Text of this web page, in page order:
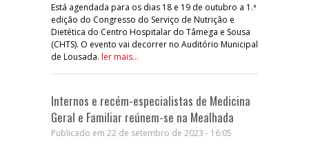
Está agendada para os dias 18 e 19 de outubro a 1.ª
edição do Congresso do Serviço de Nutrição e
Dietética do Centro Hospitalar do Tâmega e Sousa
(CHTS). O evento vai decorrer no Auditório Municipal
de Lousada. ler mais...
Internos e recém-especialistas de Medicina
Geral e Familiar reúnem-se na Mealhada
Publicado em 22 de setembro de 2023 - 16:05